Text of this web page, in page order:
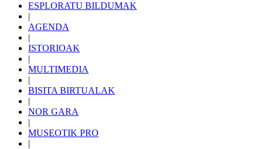
ESPLORATU BILDUMAK
|
AGENDA
|
ISTORIOAK
|
MULTIMEDIA
|
BISITA BIRTUALAK
|
NOR GARA
|
MUSEOTIK PRO
|